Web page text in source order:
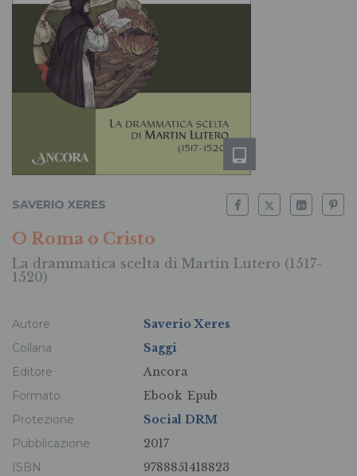
SAVERIO XERES
O Roma o Cristo
La drammatica scelta di Martin Lutero (1517-
1520)
Autore
Saverio Xeres
Collana
Saggi
Editore
Ancora
Formato
Ebook Epub
Protezione
Social DRM
Pubblicazione
2017
ISBN
9788851418823